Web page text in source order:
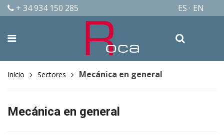
+ 34 934 150 285 ES EN
Inicio Sectores Mecánica en general
Mecánica en general